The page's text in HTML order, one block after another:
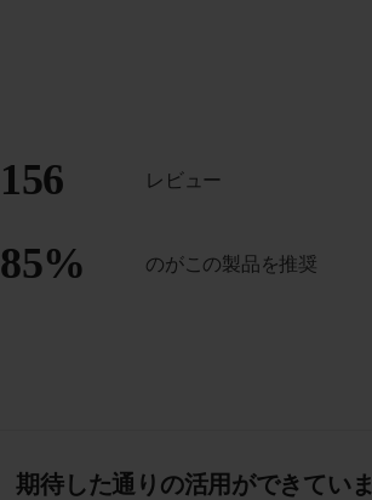
156 レビュー
85% のがこの製品を推奨
期待した通りの活用ができてい